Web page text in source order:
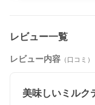
レビュー一覧
レビュー内容 （口コミ）
美味しいミルク